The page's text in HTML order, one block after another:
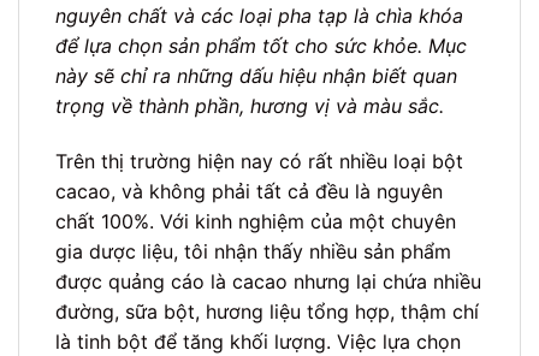
nguyên chất và các loại pha tạp là chìa khóa
để lựa chọn sản phẩm tốt cho sức khỏe. Mục
này sẽ chỉ ra những dấu hiệu nhận biết quan
trọng về thành phần, hương vị và màu sắc.
Trên thị trường hiện nay có rất nhiều loại bột
cacao, và không phải tất cả đều là nguyên
chất 100%. Với kinh nghiệm của một chuyên
gia dược liệu, tôi nhận thấy nhiều sản phẩm
được quảng cáo là cacao nhưng lại chứa nhiều
đường, sữa bột, hương liệu tổng hợp, thậm chí
là tinh bột để tăng khối lượng. Việc lựa chọn